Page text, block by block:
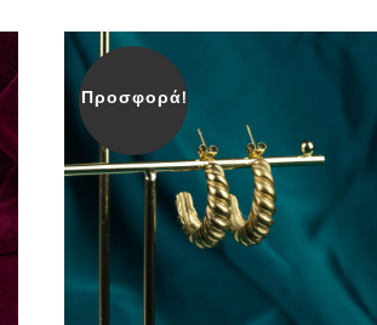
Προσφορά!